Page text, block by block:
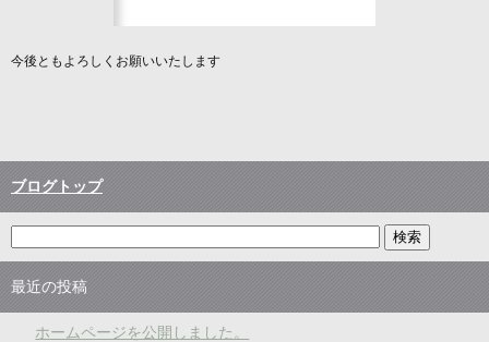
今後ともよろしくお願いいたします
ブログトップ
最近の投稿
ホームページを公開しました。